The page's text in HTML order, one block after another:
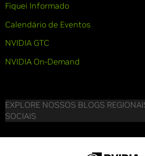
Fiquei Informado
Calendário de Eventos
NVIDIA GTC
NVIDIA On-Demand
EXPLORE NOSSOS BLOGS
SOCIAIS